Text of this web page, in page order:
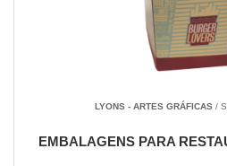
LYONS - ARTES GRÁFICAS/
EMBALAGENS PARA